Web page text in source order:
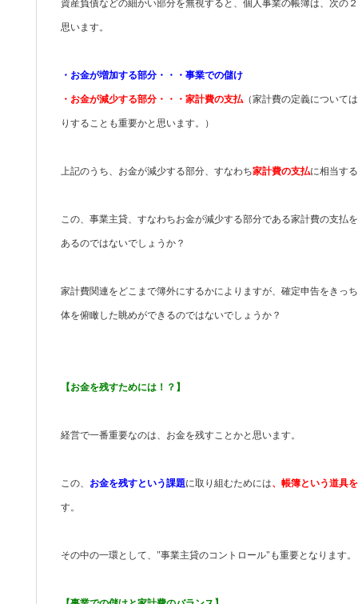
資産負債などの細かい部分を無視すると、個人事業の帳簿は、次の
思います。
・お金が増加する部分・・・事業での儲け
・お金が減少する部分・・・家計費の支払（家計費の定義について
りすることも重要かと思います。）
上記のうち、お金が減少する部分、すなわち家計費の支払に相当す
この、事業主貸、すなわちお金が減少する部分である家計費の支払
あるのではないでしょうか？
家計費関連をどこまで簿外にするかによりますが、確定申告をきっ
体を俯瞰した眺めができるのではないでしょうか？
【お金を残すためには！？】
経営で一番重要なのは、お金を残すことかと思います。
この、 お金を残すという課題に取り組むためには、帳簿という道具
す。
その中の一環として、"事業主貸のコントロール"も重要となります。